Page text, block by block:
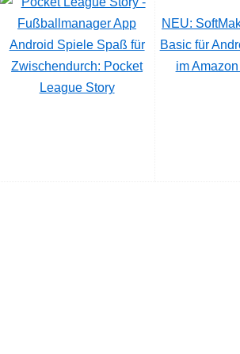
Android Spiele Spaß für
Zwischendurch: Pocket
League Story
NEU:
Basic für
im